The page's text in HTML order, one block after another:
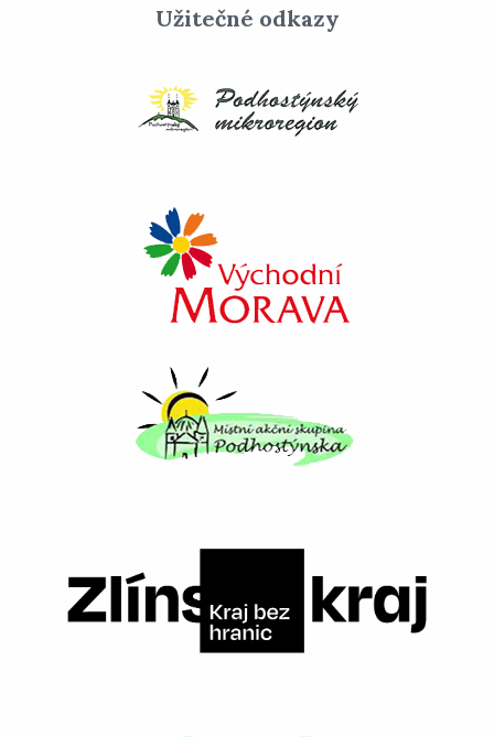
Užitečné odkazy